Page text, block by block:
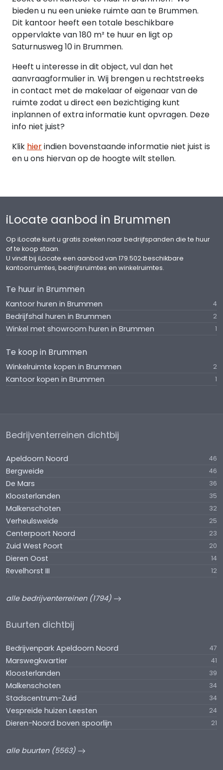
te worden voorgelegd aan opdrachtgever. Tot
deze goedkeuring verleend is, zijn alle uitgebrachte
aanbiedingen geheel vrijblijvend.
bieden u nu een unieke ruimte aan te Brummen.
Dit kantoor heeft een totale beschikbare
oppervlakte van 180 m² te huur en ligt op
Saturnusweg 10 in Brummen.
Heeft u interesse in dit object, vul dan het
aanvraagformulier in. Wij brengen u rechtstreeks
in contact met de makelaar of eigenaar van de
ruimte zodat u direct een bezichtiging kunt
inplannen of extra informatie kunt opvragen. Deze
info niet juist?
Klik hierindien bovenstaande informatie niet juist is
en u ons hiervan op de hoogte wilt stellen.
iLocate aanbod in Brummen
Op iLocate kunt u gratis zoeken naar bedrijfspanden die te huur
of te koop staan.
U vindt bij iLocate een aanbod van 179.502 beschikbare
kantoorruimtes, bedrijfsruimtes en winkelruimtes.
Te huur in Brummen
Kantoor huren in Brummen 4
Bedrijfshal huren in Brummen 2
Winkel met showroom huren in Brummen 1
Te koop in Brummen
Winkelruimte kopen in Brummen 2
Kantoor kopen in Brummen 1
Bedrijventerreinen dichtbij
Apeldoorn Noord 46
Bergweide 46
De Mars 36
Kloosterlanden 35
Malkenschoten 32
Verheulsweide 25
Centerpoort Noord 23
Zuid West Poort 20
Dieren Oost 14
Revelhorst III 12
alle bedrijventerreinen (1794)
Buurten dichtbij
Bedrijvenpark Apeldoorn Noord 47
Marswegkwartier 41
Kloosterlanden 39
Malkenschoten 34
Stadscentrum-Zuid 34
Vespreide huizen Leesten 24
Dieren-Noord boven spoorlijn 21
alle buurten (5563)